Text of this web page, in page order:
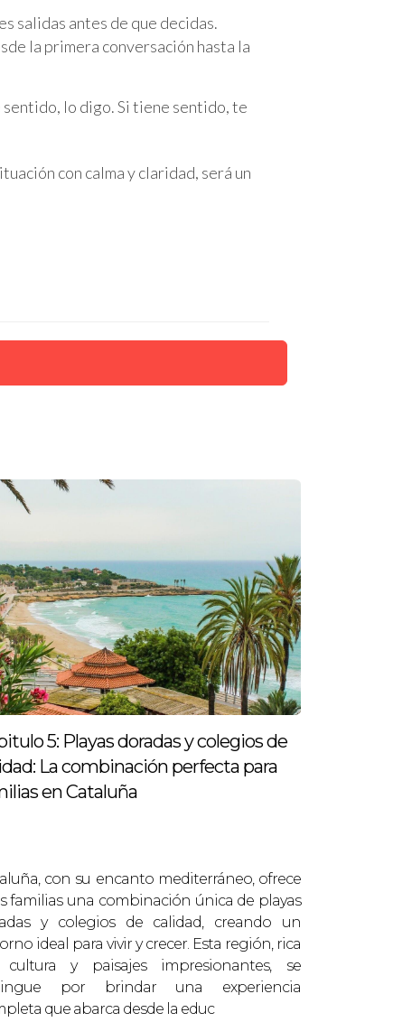
experiencia en el sector inmobiliario,
Camp. Su profesionalidad, eficacia y
más sobre ella? Visita su
salidas antes de que decidas.
la primera conversación hasta la
sentido, lo digo. Si tiene sentido, te
con calma y claridad, será un
5: Playas doradas y colegios de
La combinación perfecta para
en Cataluña
con su encanto mediterráneo, ofrece
familias una combinación única de playas
y colegios de calidad, creando un
ideal para vivir y crecer. Esta región, rica
y paisajes impresionantes, se
por brindar una experiencia
que abarca desde la educ